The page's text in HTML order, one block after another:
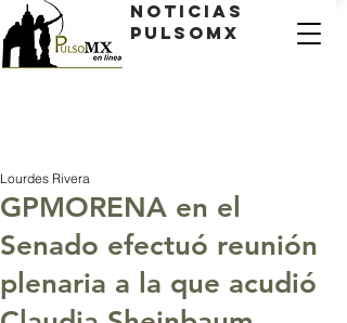
Noticias
PulsoMX
GPMORENA en el
Senado efectuó reunión
plenaria a la que acudió
Lourdes Rivera